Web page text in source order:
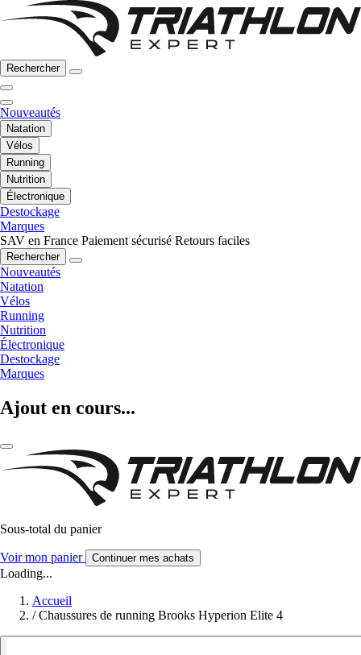
Rechercher
Nouveautés
Natation
Vélos
Running
Nutrition
Électronique
Destockage
Marques
SAV en France Paiement sécurisé Retours faciles
Rechercher
Nouveautés
Natation
Vélos
Running
Nutrition
Électronique
Destockage
Marques
Ajout en cours...
Sous-total du panier
Voir mon panier Continuer mes achats
Loading...
Accueil
/ Chaussures de running Brooks Hyperion Elite 4